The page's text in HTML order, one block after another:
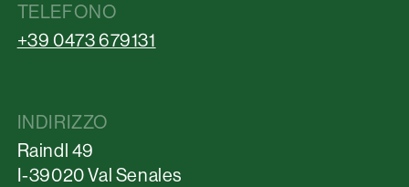
TELEFONO
+39 0473 679131
INDIRIZZO
Raindl 49
I-39020 Val Senales